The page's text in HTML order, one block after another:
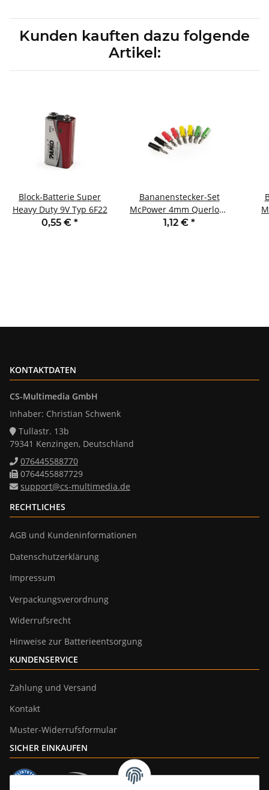
Kunden kauften dazu folgende
Artikel:
Block-Batterie Super
Heavy Duty 9V Typ 6F22
0,55 € *
Bananenstecker-Set
McPower 4mm Querloch
Druckfeder 4 Farben 8-
1,12 € *
KONTAKTDATEN
CS-Multimedia GmbH
Inhaber: Christian Schwenk
Tullastr. 13b
79341 Kenzingen, Deutschland
076445588770
0764455887729
support@cs-multimedia.de
RECHTLICHES
AGB und Kundeninformationen
Datenschutzerklärung
Impressum
Verpackungsverordnung
Widerrufsrecht
Hinweise zur Batterieentsorgung
KUNDENSERVICE
Zahlung und Versand
Kontakt
Muster-Widerrufsformular
SICHER EINKAUFEN